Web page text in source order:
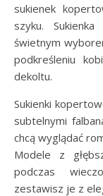
sukienek
szyku.
świetnym
podkreśleniu
dekoltu.
Sukienki
subtelnymi
chcą wyglądać
Modele z
podczas
zestawisz je z